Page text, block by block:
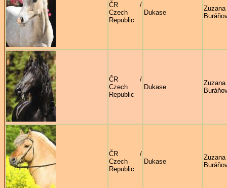
ČR /
Czech
Republic
Dukase
Zuzana
ČR /
Czech
Republic
Dukase
Zuzana
ČR /
Czech
Republic
Dukase
Zuzana